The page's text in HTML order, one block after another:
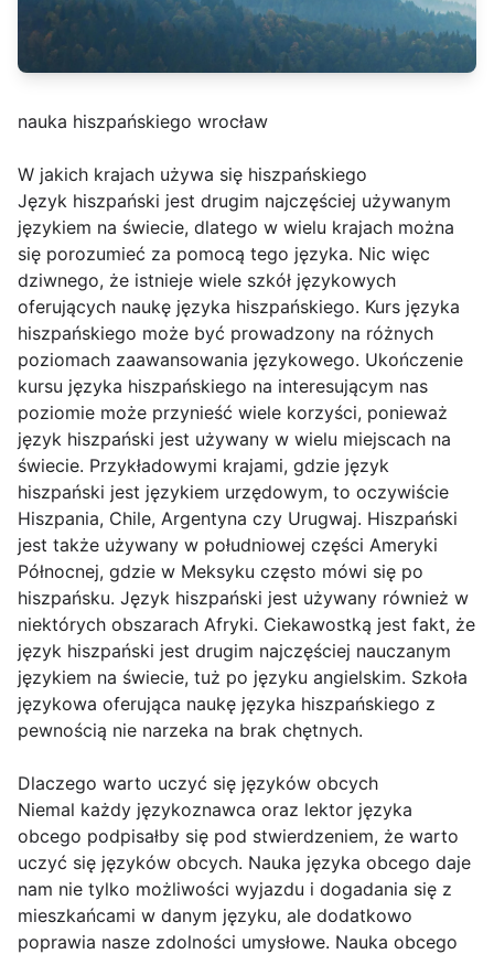
nauka hiszpańskiego wrocław
W jakich krajach używa się hiszpańskiego
Język hiszpański jest drugim najczęściej używanym
językiem na świecie, dlatego w wielu krajach można
się porozumieć za pomocą tego języka. Nic więc
dziwnego, że istnieje wiele szkół językowych
oferujących naukę języka hiszpańskiego. Kurs języka
hiszpańskiego może być prowadzony na różnych
poziomach zaawansowania językowego. Ukończenie
kursu języka hiszpańskiego na interesującym nas
poziomie może przynieść wiele korzyści, ponieważ
język hiszpański jest używany w wielu miejscach na
świecie. Przykładowymi krajami, gdzie język
hiszpański jest językiem urzędowym, to oczywiście
Hiszpania, Chile, Argentyna czy Urugwaj. Hiszpański
jest także używany w południowej części Ameryki
Północnej, gdzie w Meksyku często mówi się po
hiszpańsku. Język hiszpański jest używany również w
niektórych obszarach Afryki. Ciekawostką jest fakt, że
język hiszpański jest drugim najczęściej nauczanym
językiem na świecie, tuż po języku angielskim. Szkoła
językowa oferująca naukę języka hiszpańskiego z
pewnością nie narzeka na brak chętnych.
Dlaczego warto uczyć się języków obcych
Niemal każdy językoznawca oraz lektor języka
obcego podpisałby się pod stwierdzeniem, że warto
uczyć się języków obcych. Nauka języka obcego daje
nam nie tylko możliwości wyjazdu i dogadania się z
mieszkańcami w danym języku, ale dodatkowo
poprawia nasze zdolności umysłowe. Nauka obcego